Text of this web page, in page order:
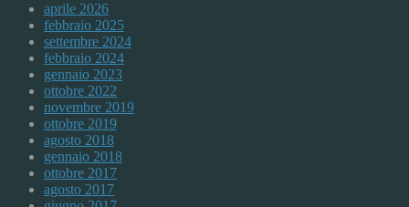
aprile 2026
febbraio 2025
settembre 2024
febbraio 2024
gennaio 2023
ottobre 2022
novembre 2019
ottobre 2019
agosto 2018
gennaio 2018
ottobre 2017
agosto 2017